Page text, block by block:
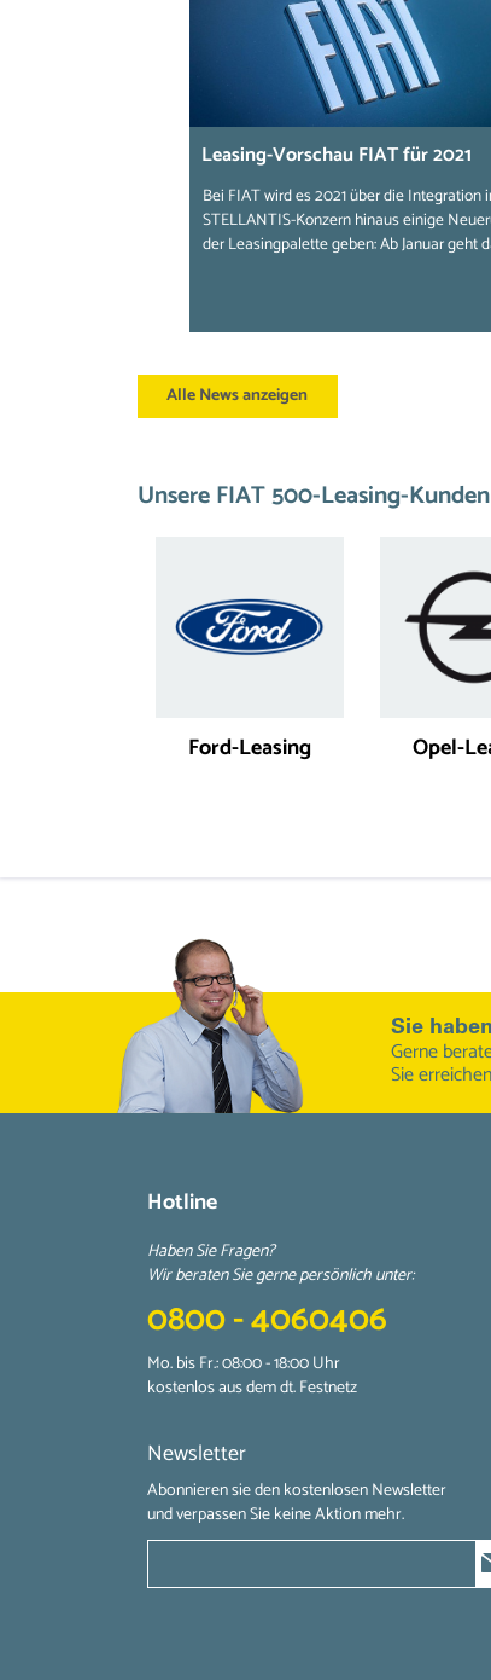
Leasing-Vorschau FIAT für 2021
Bei FIAT wird es 2021 über die Integration
STELLANTIS-Konzern hinaus einige
der Leasingpalette geben: Ab Januar geht
Alle News anzeigen
Unsere FIAT 500-Leasing-
Ford-Leasing Opel-
Sie
Gerne
Sie
Hotline
Haben Sie Fragen?
Wir beraten Sie gerne persönlich unter:
0800 - 4060406
Mo. bis Fr.: 08:00 - 18:00 Uhr
kostenlos aus dem dt. Festnetz
Newsletter
Abonnieren sie den kostenlosen Newsletter
und verpassen Sie keine Aktion mehr.